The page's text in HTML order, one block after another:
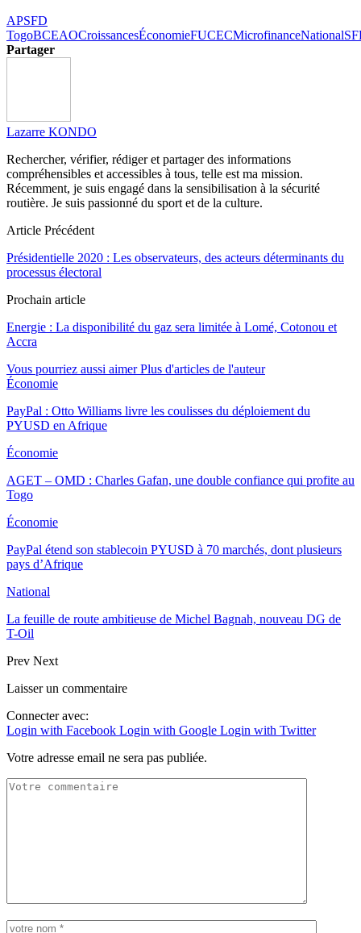
APSFD
TogoBCEAOCroissancesÉconomieFUCECMicrofinanceNational
Partager
Lazarre KONDO
Rechercher, vérifier, rédiger et partager des informations
compréhensibles et accessibles à tous, telle est ma mission.
Récemment, je suis engagé dans la sensibilisation à la sécurité
routière. Je suis passionné du sport et de la culture.
Article Précédent
Présidentielle 2020 : Les observateurs, des acteurs déterminants du
processus électoral
Prochain article
Energie : La disponibilité du gaz sera limitée à Lomé, Cotonou et
Accra
Vous pourriez aussi aimer Plus d'articles de l'auteur
Économie
PayPal : Otto Williams livre les coulisses du déploiement du
PYUSD en Afrique
Économie
AGET – OMD : Charles Gafan, une double confiance qui profite au
Togo
Économie
PayPal étend son stablecoin PYUSD à 70 marchés, dont plusieurs
pays d’Afrique
National
La feuille de route ambitieuse de Michel Bagnah, nouveau DG de
T-Oil
Prev Next
Laisser un commentaire
Connecter avec:
Login with Facebook Login with Google Login with Twitter
Votre adresse email ne sera pas publiée.